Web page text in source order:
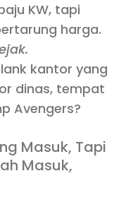
KW, tapi
harga.
kantor yang
dinas, tempat
Avengers?
Masuk, Tapi
Masuk,